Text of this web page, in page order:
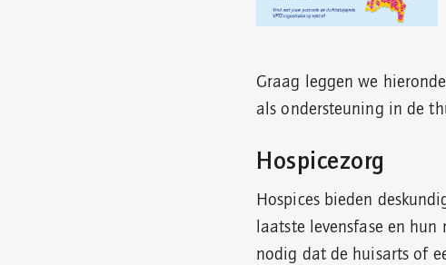
Graag leggen we
als ondersteuning in de
Hospicezorg
Hospices bieden
laatste levensfase en hun
nodig dat de huisarts of